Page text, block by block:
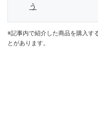
う
※記事内で紹介した商品を購入す
とがあります。